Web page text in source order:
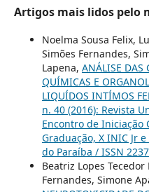
Artigos mais lidos pelo
Noelma Sousa Felix,
Simões Fernandes,
Lapena, ANÁLISE DAS
QUÍMICAS E
LIQUÍDOS INTÍMOS
n. 40 (2016): Revista
Encontro de Iniciação
Graduação, X INIC Jr
do Paraíba / ISSN
Beatriz Lopes
Fernandes, Simone